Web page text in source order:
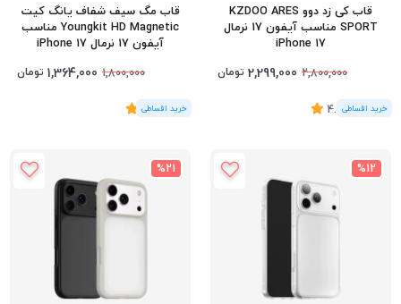
قاب کی زد دوو KZDOO ARES
SPORT مناسب آیفون 17 نرمال
iPhone 17
2,800,000
2,299,000 تومان
(4 رای)
4.25
قاب مگ سیف شفاف یانگ کیت
Youngkit HD Magnetic مناسب
آیفون 17 نرمال iPhone 17
1,800,000
1,364,000 تومان
(2 رای)
5
%12
%21